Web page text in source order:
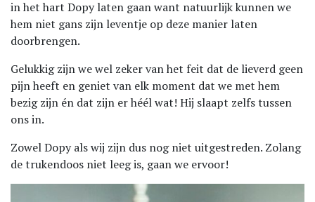
in het hart Dopy laten gaan want natuurlijk kunnen we
hem niet gans zijn leventje op deze manier laten
doorbrengen.
Gelukkig zijn we wel zeker van het feit dat de lieverd geen
pijn heeft en geniet van elk moment dat we met hem
bezig zijn én dat zijn er héél wat! Hij slaapt zelfs tussen
ons in.
Zowel Dopy als wij zijn dus nog niet uitgestreden. Zolang
de trukendoos niet leeg is, gaan we ervoor!